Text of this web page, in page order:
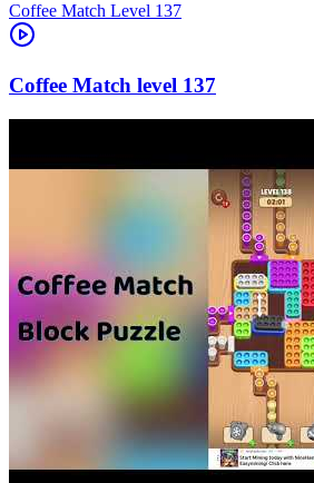
Level 137
137